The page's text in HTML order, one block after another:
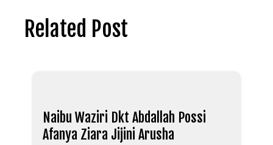
Related Post
Naibu Waziri Dkt Abdallah Possi
Afanya Ziara Jijini Arusha